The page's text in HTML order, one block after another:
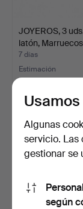
JOYEROS, 3
latón,
7 días
Estimación
53 USD
Algunas
servicio. Las
gestionar se
según